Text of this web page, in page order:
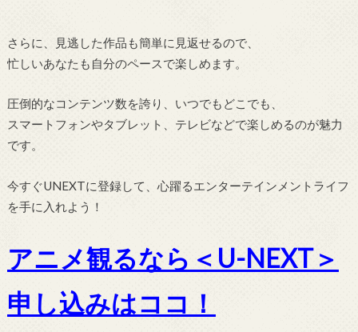
さらに、見逃した作品も簡単に見返せるので、
忙しいあなたも自分のペースで楽しめます。
圧倒的なコンテンツ数を誇り、いつでもどこでも、
スマートフォンやタブレット、テレビなどで楽しめるのが魅力
です。
今すぐUNEXTに登録して、心躍るエンターテインメントライフ
を手に入れよう！
アニメ観るなら＜U-NEXT＞
申し込みはココ！